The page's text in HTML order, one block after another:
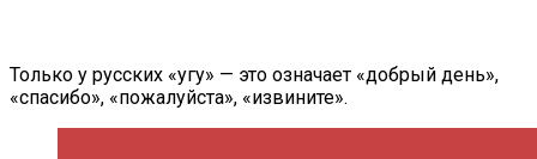
Только у русских «угу» — это означает «добрый день»,
«спасибо», «пожалуйста», «извините».